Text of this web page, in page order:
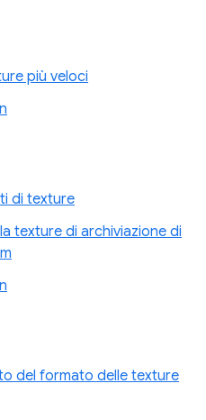
più veloci
di texture
texture di archiviazione di
del formato delle texture